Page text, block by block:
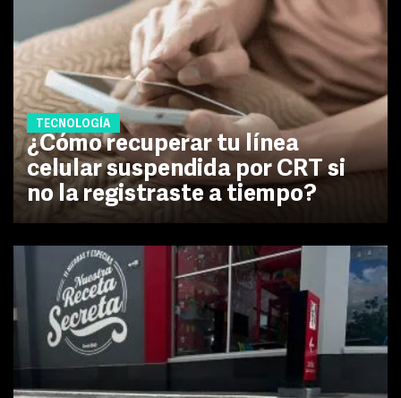
TECNOLOGÍA
¿Cómo recuperar tu línea
celular suspendida por CRT si
no la registraste a tiempo?